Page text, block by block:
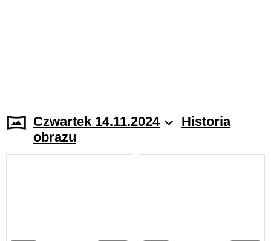
Czwartek 14.11.2024
Historia
obrazu